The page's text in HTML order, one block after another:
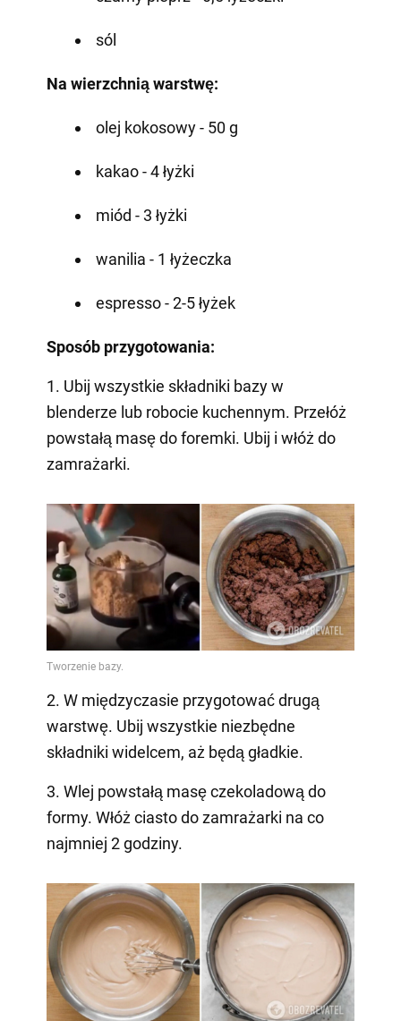
sól
Na wierzchnią warstwę:
olej kokosowy - 50 g
kakao - 4 łyżki
miód - 3 łyżki
wanilia - 1 łyżeczka
espresso - 2-5 łyżek
Sposób przygotowania:
1. Ubij wszystkie składniki bazy w
blenderze lub robocie kuchennym. Przełóż
powstałą masę do foremki. Ubij i włóż do
zamrażarki.
2. W międzyczasie przygotować drugą
warstwę. Ubij wszystkie niezbędne
składniki widelcem, aż będą gładkie.
3. Wlej powstałą masę czekoladową do
formy. Włóż ciasto do zamrażarki na co
najmniej 2 godziny.